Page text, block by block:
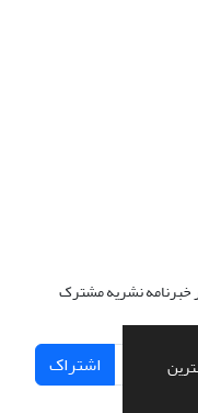
خبرنامه نشریه مشترک
اشتراک